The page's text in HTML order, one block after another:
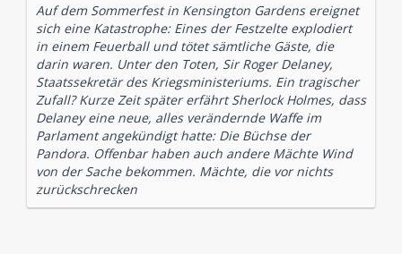
Auf dem Sommerfest in Kensington Gardens ereignet
sich eine Katastrophe: Eines der Festzelte explodiert
in einem Feuerball und tötet sämtliche Gäste, die
darin waren. Unter den Toten, Sir Roger Delaney,
Staatssekretär des Kriegsministeriums. Ein tragischer
Zufall? Kurze Zeit später erfährt Sherlock Holmes, dass
Delaney eine neue, alles verändernde Waffe im
Parlament angekündigt hatte: Die Büchse der
Pandora. Offenbar haben auch andere Mächte Wind
von der Sache bekommen. Mächte, die vor nichts
zurückschrecken